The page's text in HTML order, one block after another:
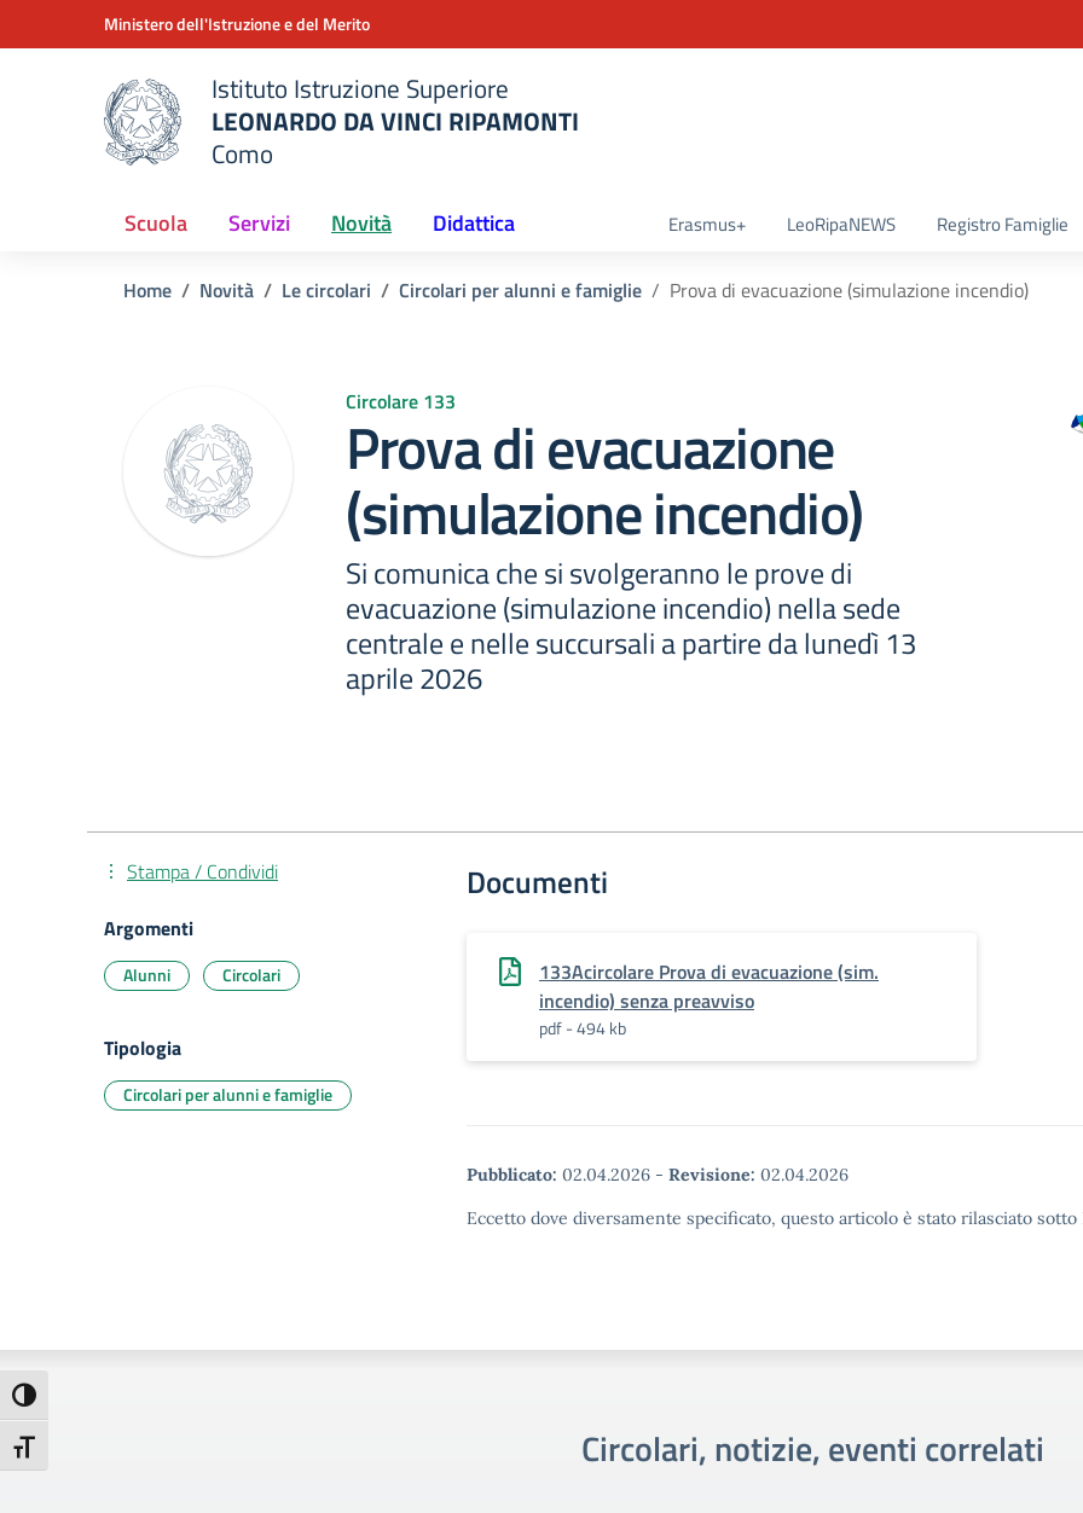
Attiva/disattiva alto contrasto
Attiva/disattiva dimensione testo
Vai ai contenuti
Vai al menu di navigazioneMinistero dell'Istruzione e del Merito
scuola
Istituto Istruzione Superiore
LEONARDO DA VINCI RIPAMONTI
Como
Scuola Servizi Novità Didattica Erasmus+ LeoRipaNEWS Registro Famiglie
Home Novità Le circolari Circolari per alunni e famiglie Prova di evacuazione (simulazione incendio)
Circolare 133
Prova di evacuazione
(simulazione incendio)
Si comunica che si svolgeranno le prove di
evacuazione (simulazione incendio) nella sede
centrale e nelle succursali a partire da lunedì 13
aprile 2026
Documenti
133Acircolare Prova di evacuazione (sim.
incendio) senza preavviso
pdf - 494 kb
Pubblicato: 02.04.2026 - Revisione: 02.04.2026
Eccetto dove diversamente specificato, questo articolo è stato rilasciato
Stampa / Condividi
Argomenti
Alunni Circolari
Tipologia
Circolari per alunni e famiglie
Circolari, notizie, eventi correlati